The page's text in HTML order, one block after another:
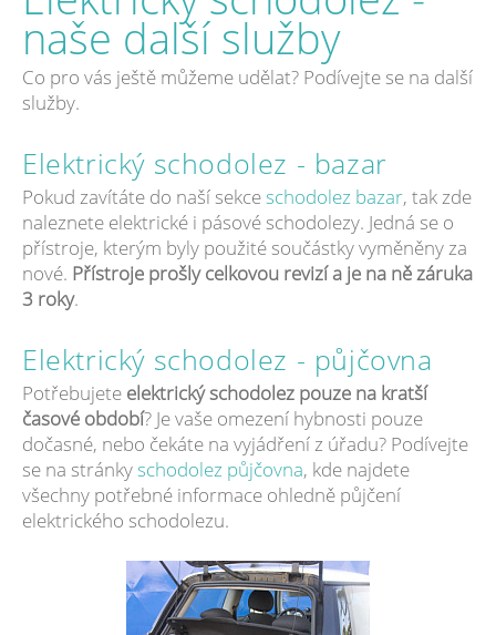
naše další služby
Co pro vás ještě můžeme udělat? Podívejte se na další
služby.
Elektrický schodolez - bazar
Pokud zavítáte do naší sekceschodolez bazar, tak zde
naleznete elektrické i pásové schodolezy. Jedná se o
přístroje, kterým byly použité součástky vyměněny za
nové. Přístroje prošly celkovou revizí a je na ně záruka
3 roky.
Elektrický schodolez - půjčovna
Potřebujete elektrický schodolez pouze na kratší
časové období? Je vaše omezení hybnosti pouze
dočasné, nebo čekáte na vyjádření z úřadu? Podívejte
se na stránkyschodolez půjčovna, kde najdete
všechny potřebné informace ohledně půjčení
elektrického schodolezu.